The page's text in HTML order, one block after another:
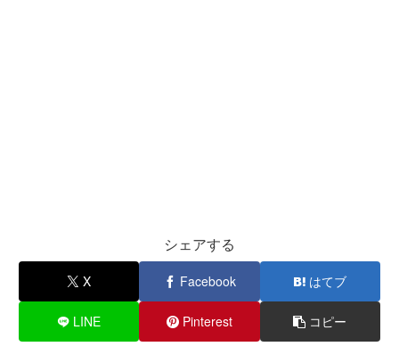
シェアする
X Facebook はてブ
LINE Pinterest コピー